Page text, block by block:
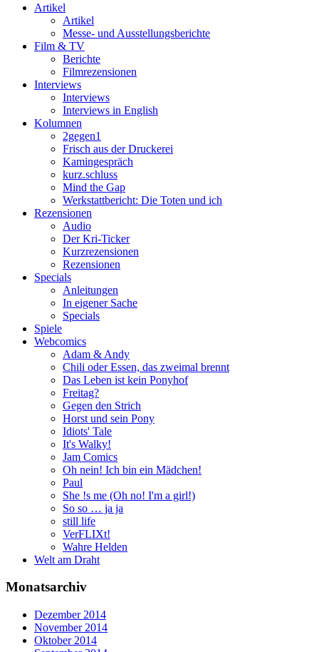
Artikel
Artikel
Messe- und Ausstellungsberichte
Film & TV
Berichte
Filmrezensionen
Interviews
Interviews
Interviews in English
Kolumnen
2gegen1
Frisch aus der Druckerei
Kamingespräch
kurz.schluss
Mind the Gap
Werkstattbericht: Die Toten und ich
Rezensionen
Audio
Der Kri-Ticker
Kurzrezensionen
Rezensionen
Specials
Anleitungen
In eigener Sache
Specials
Spiele
Webcomics
Adam & Andy
Chili oder Essen, das zweimal brennt
Das Leben ist kein Ponyhof
Freitag?
Gegen den Strich
Horst und sein Pony
Idiots' Tale
It's Walky!
Jam Comics
Oh nein! Ich bin ein Mädchen!
Paul
She !s me (Oh no! I'm a girl!)
So so … ja ja
still life
VerFLIXt!
Wahre Helden
Welt am Draht
Monatsarchiv
Dezember 2014
November 2014
Oktober 2014